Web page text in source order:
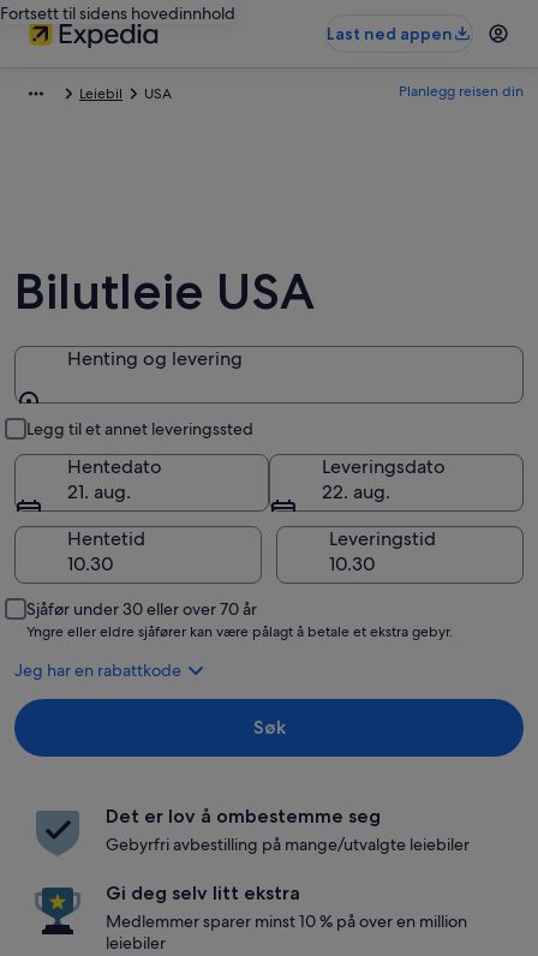
Fortsett til sidens hovedinnhold
Last ned appen
Leiebil USA Planlegg reisen din
Bilutleie USA
Henting og levering
Legg til et annet leveringssted
Hentedato
21. aug.
Leveringsdato
22. aug.
Hentetid
Leveringstid
Sjåfør under 30 eller over 70 år
Yngre eller eldre sjåfører kan være pålagt å betale et ekstra gebyr.
Jeg har en rabattkode
Søk
Det er lov å ombestemme seg
Gebyrfri avbestilling på mange/utvalgte leiebiler
Gi deg selv litt ekstra
Medlemmer sparer minst 10 % på over en million
leiebiler